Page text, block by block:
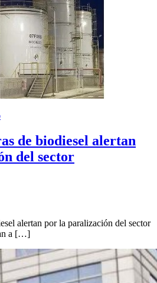
de biodiesel alertan
del sector
alertan por la paralización del sector
a […]